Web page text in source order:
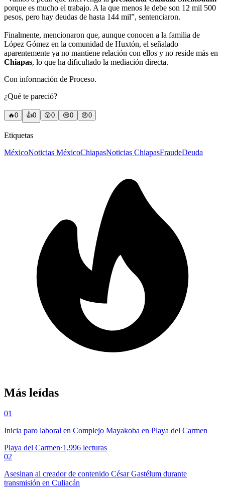
porque es mucho el trabajo. A la que menos le debe son 12 mil 500
pesos, pero hay deudas de hasta 144 mil”, sentenciaron.
Finalmente, mencionaron que, aunque conocen a la familia de
López Gómez en la comunidad de Huxtón, el señalado
aparentemente ya no mantiene relación con ellos y no reside más en
Chiapas, lo que ha dificultado la mediación directa.
Con información de Proceso.
¿Qué te pareció?
🔥0 👍0 😲0 😢0 😠0
Etiquetas
MéxicoNoticias MéxicoChiapasNoticias ChiapasFraudeDeuda
Más leídas
01
Inicia paro laboral en Complejo Mayakoba en Playa del Carmen
Playa del Carmen·1,996 lecturas
02
Asesinan al creador de contenido César Gastélum durante
transmisión en Culiacán